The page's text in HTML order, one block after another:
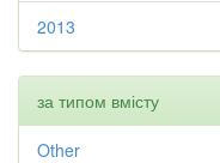
2013
за типом вмісту
Other